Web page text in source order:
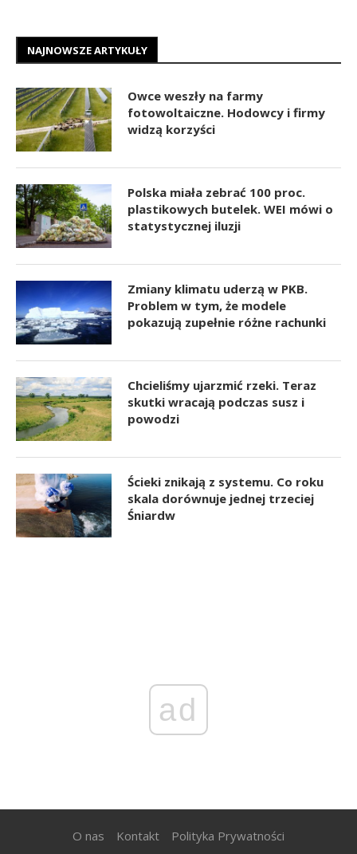
NAJNOWSZE ARTYKUŁY
Owce weszły na farmy
fotowoltaiczne. Hodowcy i firmy
widzą korzyści
Polska miała zebrać 100 proc.
plastikowych butelek. WEI mówi o
statystycznej iluzji
Zmiany klimatu uderzą w PKB.
Problem w tym, że modele
pokazują zupełnie różne rachunki
Chcieliśmy ujarzmić rzeki. Teraz
skutki wracają podczas susz i
powodzi
Ścieki znikają z systemu. Co roku
skala dorównuje jednej trzeciej
Śniardw
ad
O nas Kontakt Polityka Prywatności